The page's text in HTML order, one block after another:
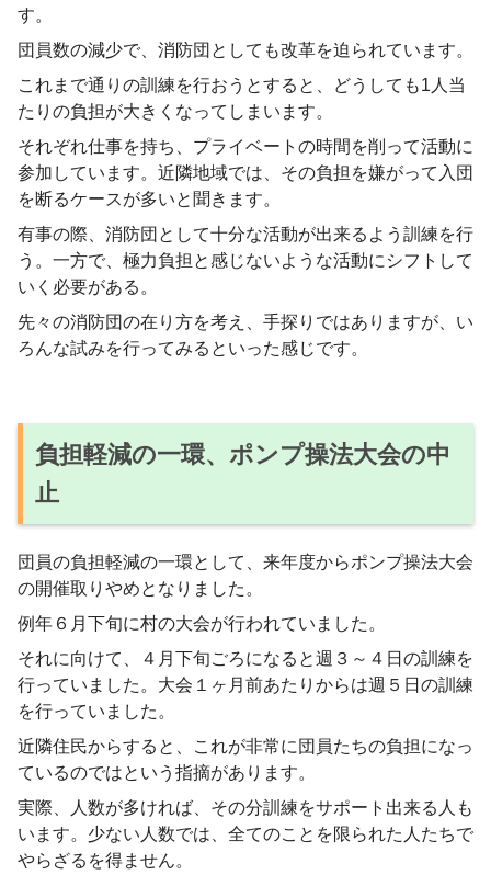
す。
団員数の減少で、消防団としても改革を迫られています。
これまで通りの訓練を行おうとすると、どうしても1人当
たりの負担が大きくなってしまいます。
それぞれ仕事を持ち、プライベートの時間を削って活動に
参加しています。近隣地域では、その負担を嫌がって入団
を断るケースが多いと聞きます。
有事の際、消防団として十分な活動が出来るよう訓練を行
う。一方で、極力負担と感じないような活動にシフトして
いく必要がある。
先々の消防団の在り方を考え、手探りではありますが、い
ろんな試みを行ってみるといった感じです。
負担軽減の一環、ポンプ操法大会の中
止
団員の負担軽減の一環として、来年度からポンプ操法大会
の開催取りやめとなりました。
例年６月下旬に村の大会が行われていました。
それに向けて、４月下旬ごろになると週３～４日の訓練を
行っていました。大会１ヶ月前あたりからは週５日の訓練
を行っていました。
近隣住民からすると、これが非常に団員たちの負担になっ
ているのではという指摘があります。
実際、人数が多ければ、その分訓練をサポート出来る人も
います。少ない人数では、全てのことを限られた人たちで
やらざるを得ません。